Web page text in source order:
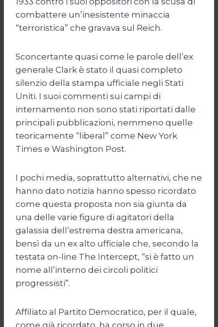
combattere un’inesistente minaccia
“terroristica” che gravava sul Reich.
Sconcertante quasi come le parole dell’ex
generale Clark è stato il quasi completo
silenzio della stampa ufficiale negli Stati
Uniti. I suoi commenti sui campi di
internamento non sono stati riportati dalle
principali pubblicazioni, nemmeno quelle
teoricamente “liberal” come New York
Times e Washington Post.
I pochi media, soprattutto alternativi, che ne
hanno dato notizia hanno spesso ricordato
come questa proposta non sia giunta da
una delle varie figure di agitatori della
galassia dell’estrema destra americana,
bensì da un ex alto ufficiale che, secondo la
testata on-line The Intercept, “si è fatto un
nome all’interno dei circoli politici
progressisti”.
Affiliato al Partito Democratico, per il quale,
come già ricordato, ha corso in due